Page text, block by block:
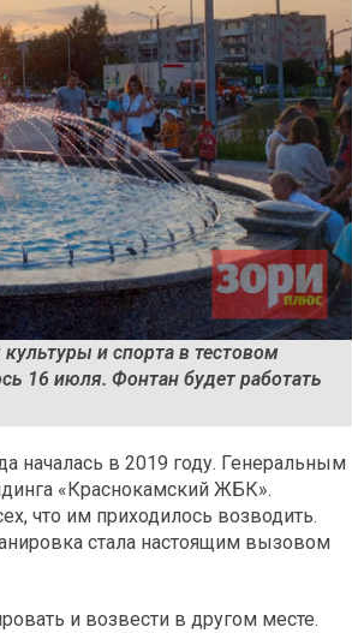
и спорта в тестовом
16 июля. Фонтан будет работать
началась в 2019 году. Генеральным
«Краснокамский ЖБК».
что им приходилось возводить.
стала настоящим вызовом
и возвести в другом месте.